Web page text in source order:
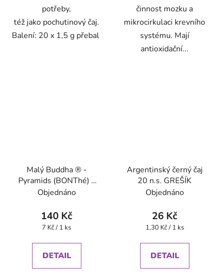
potřeby,
též jako pochutinový čaj.
Balení: 20 x 1,5 g přebal
činnost mozku a
mikrocirkulaci krevního
systému. Mají
antioxidační...
Malý Buddha ® -
Pyramids (BONThé) -
Oxalis
Objednáno
140 Kč
Měrná
7 Kč / 1 ks
DETAIL
Argentinský černý čaj
20 n.s. GREŠÍK
Objednáno
26 Kč
Měrná
1,30 Kč / 1 ks
DETAIL